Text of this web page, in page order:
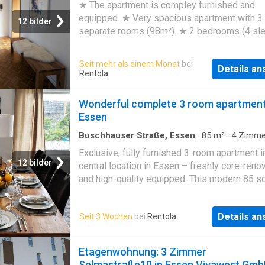
zur Wohnung
12 bilder
★ The apartment is compley furnished and
equipped. ★ Very spacious apartment with 3
separate rooms (98m²). ★ 2 bedrooms (4
(90x200). ★ Centrally located. ★
restaurants within walking distance. ★ Tram
within walking distance. ★ Good connection
expressway around the corner. ★ Thyssen
lake Niderfeldsee nearby
Seit mehr als einem Monat bei
Rentola
Details
12 bilder
Wonderful complete 3 room
Essen
Buschhauser Straße, Essen · 85 m² · 4
Exclusive, fully furnished 3-room apartment
central location in Essen – freshly core-
and high-quality equipped. This modern 85
comfort and is ideal for professionals,
project staff, or corporate clients looking for
quality and immediay ready-to-move-in
core-renovated and modernly furnished with
Seit 3 Wochen bei Rentola Details
Etagenwohnung: 3 Zimmer